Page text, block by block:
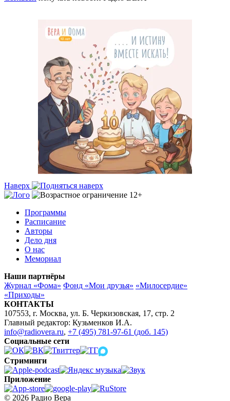
Наверх
Программы
Расписание
Авторы
Дело дня
О нас
Мемориал
Наши партнёры
Журнал «Фома» Фонд «Мои друзья» «Милосердие»
«Приходы»
КОНТАКТЫ
107553, г. Москва, ул. Б. Черкизовская, 17, стр. 2
Главный редактор: Кузьменков И.А.
info@radiovera.ru, +7 (495) 781-97-61 (доб. 145)
Социальные сети
Стриминги
Приложение
© 2026 Радио Вера